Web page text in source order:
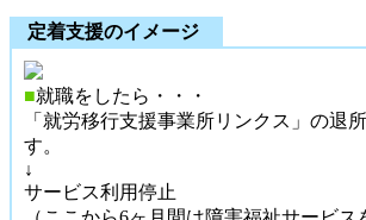
定着支援のイメージ
■就職をしたら・・・
「就労移行支援事業所リンクス」の退
す。
↓
サービス利用停止